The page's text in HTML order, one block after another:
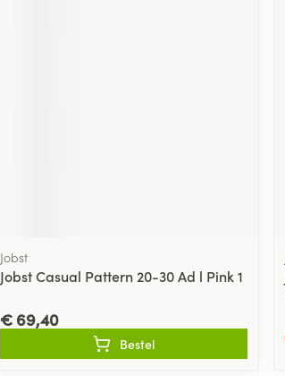
Jobst
Jobst Casual Pattern 20-30 Ad l Pink 1
€ 69,40
Bestel